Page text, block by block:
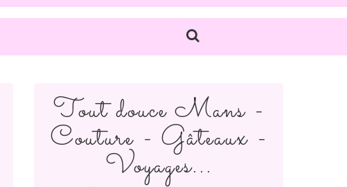
Tout douce Mans -
Couture - Gâteaux -
Voyages...